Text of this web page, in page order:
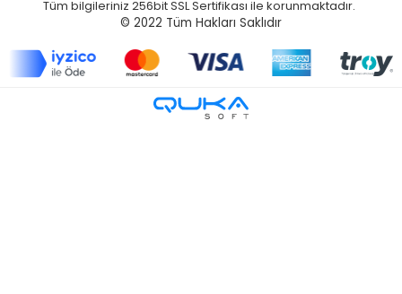
Tüm bilgileriniz 256bit SSL Sertifikası ile korunmaktadır.
© 2022 Tüm Hakları Saklıdır